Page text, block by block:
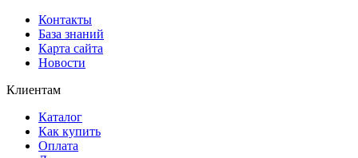
Контакты
База знаний
Карта сайта
Новости
Клиентам
Каталог
Как купить
Оплата